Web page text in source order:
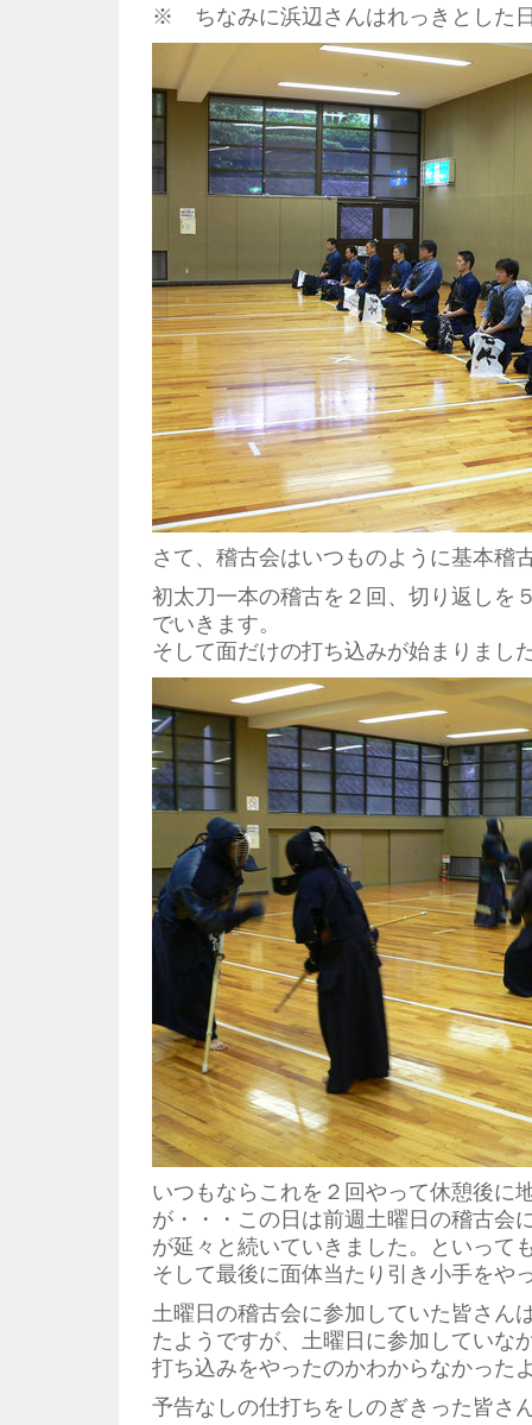
※ ちなみに浜辺さんはれっきとした
さて、稽古会はいつものように基本稽
初太刀一本の稽古を２回、切り返しを
でいきます。
そして面だけの打ち込みが始まりまし
いつもならこれを２回やって休憩後に
が・・・この日は前週土曜日の稽古会
が延々と続いていきました。といって
そして最後に面体当たり引き小手をや
土曜日の稽古会に参加していた皆さん
たようですが、土曜日に参加していな
打ち込みをやったのかわからなかった
予告なしの仕打ちをしのぎきった皆さ